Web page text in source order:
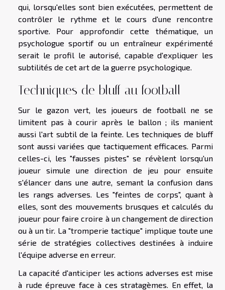
qui, lorsqu'elles sont bien exécutées, permettent de
contrôler le rythme et le cours d'une rencontre
sportive. Pour approfondir cette thématique, un
psychologue sportif ou un entraîneur expérimenté
serait le profil le autorisé, capable d'expliquer les
subtilités de cet art de la guerre psychologique.
Techniques de bluff au football
Sur le gazon vert, les joueurs de football ne se
limitent pas à courir après le ballon ; ils manient
aussi l'art subtil de la feinte. Les techniques de bluff
sont aussi variées que tactiquement efficaces. Parmi
celles-ci, les "fausses pistes" se révèlent lorsqu'un
joueur simule une direction de jeu pour ensuite
s'élancer dans une autre, semant la confusion dans
les rangs adverses. Les "feintes de corps", quant à
elles, sont des mouvements brusques et calculés du
joueur pour faire croire à un changement de direction
ou à un tir. La "tromperie tactique" implique toute une
série de stratégies collectives destinées à induire
l'équipe adverse en erreur.
La capacité d'anticiper les actions adverses est mise
à rude épreuve face à ces stratagèmes. En effet, la